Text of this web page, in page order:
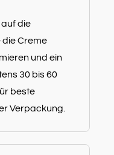
auf die
die Creme
und ein
30 bis 60
beste
Verpackung.